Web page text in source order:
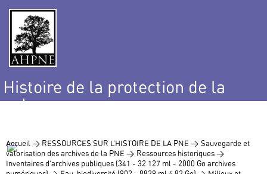
Histoire de la protection de la
nature
Accueil > RESSOURCES SUR L’HISTOIRE DE LA PNE > Sauvegarde et
valorisation des archives de la PNE > Ressources historiques >
Inventaires d’archives publiques (341 - 32 127 ml - 2000 Go archives